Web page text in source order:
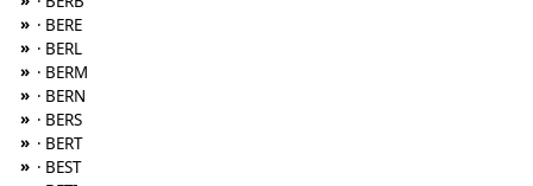
» · BERE
» · BERL
» · BERM
» · BERN
» · BERS
» · BERT
» · BEST